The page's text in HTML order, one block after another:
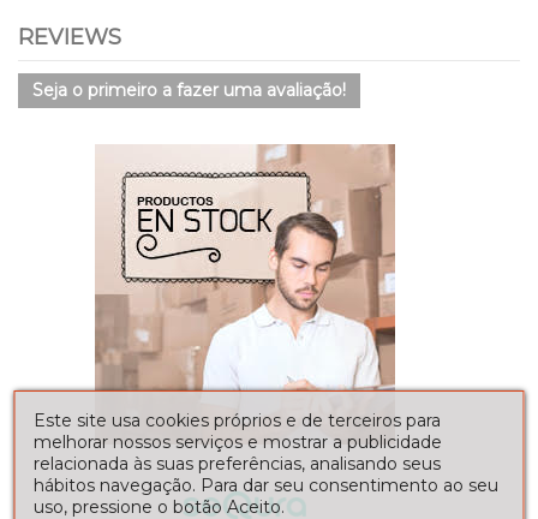
REVIEWS
Seja o primeiro a fazer uma avaliação!
Este site usa cookies próprios e de terceiros para
melhorar nossos serviços e mostrar a publicidade
relacionada às suas preferências, analisando seus
hábitos navegação. Para dar seu consentimento ao seu
uso, pressione o botão Aceito.